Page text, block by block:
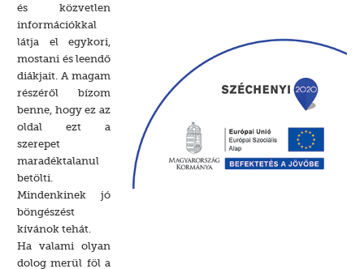
és közvetlen
információkkal
látja el egykori,
mostani és leendő
diákjait. A magam
részéről bízom
benne, hogy ez az
oldal ezt a
szerepet
maradéktalanul
betölti.
Mindenkinek jó
böngészést
kívánok tehát.
Ha valami olyan
dolog merül föl a